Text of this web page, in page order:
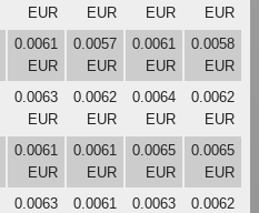
EUR
EUR
EUR
EUR
0.0061
EUR
0.0057
EUR
0.0061
EUR
0.0058
EUR
0.0063
EUR
0.0062
EUR
0.0064
EUR
0.0062
EUR
0.0061
EUR
0.0061
EUR
0.0065
EUR
0.0065
EUR
0.0063
0.0061
0.0063
0.0062